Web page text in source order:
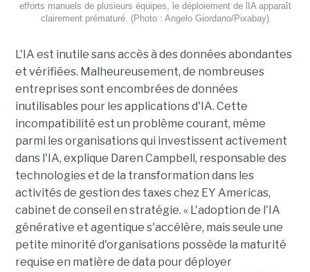
efforts manuels de plusieurs équipes, le déploiement de lIA apparaît
clairement prématuré. (Photo : Angelo Giordano/Pixabay)
L'IA est inutile sans accès à des données abondantes
et vérifiées. Malheureusement, de nombreuses
entreprises sont encombrées de données
inutilisables pour les applications d'IA. Cette
incompatibilité est un problème courant, même
parmi les organisations qui investissent activement
dans l'IA, explique Daren Campbell, responsable des
technologies et de la transformation dans les
activités de gestion des taxes chez EY Americas,
cabinet de conseil en stratégie. « L'adoption de l'IA
générative et agentique s'accélère, mais seule une
petite minorité d'organisations possède la maturité
requise en matière de data pour déployer